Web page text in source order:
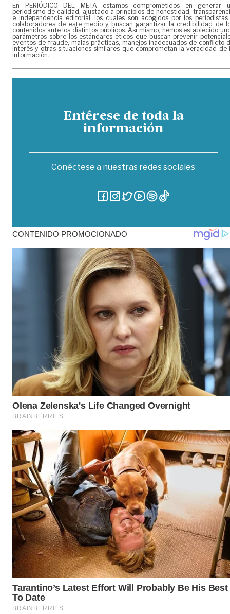
En PERIÓDICO DEL META estamos comprometidos en generar
periodismo de calidad, ajustado a principios de honestidad,
e independencia editorial, los cuales son acogidos por los periodistas
colaboradores de este medio y buscan garantizar la credibilidad de
contenidos ante los distintos públicos. Así mismo, hemos establecido
parámetros sobre los estándares éticos que buscan prevenir
eventos de fraude, malas prácticas, manejos inadecuados de conflicto
interés y otras situaciones similares que comprometan la veracidad de
información.
Entérese de toda la
información
Conéctese a nuestras redes sociales